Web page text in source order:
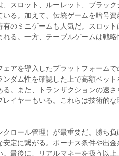
、スロット、ルーレット、ブラッ
る。加えて、伝統ゲームを暗号
有のミニゲームも人気だ。スロッ
る。一方、テーブルゲームは戦
アを導入したプラットフォーム
ンダム性を確認した上で高額ベッ
。また、トランザクションの速
イヤーもいる。これらは技術的
ロール管理）が最重要だ。勝ち
定に繋がる。ボーナス条件や出
最後に、リアルマネーを扱う以